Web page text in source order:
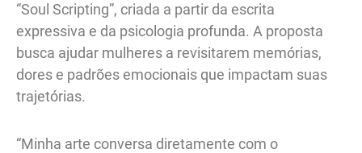
“Soul Scripting”, criada a partir da escrita
expressiva e da psicologia profunda. A proposta
busca ajudar mulheres a revisitarem memórias,
dores e padrões emocionais que impactam suas
trajetórias.
“Minha arte conversa diretamente com o